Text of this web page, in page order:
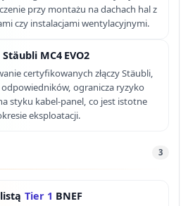
przy montażu na dachach hal z
czy instalacjami wentylacyjnymi.
MC4 EVO2
certyfikowanych złączy Stäubli,
ogranicza ryzyko
styku kabel-panel, co jest istotne
eksploatacji.
3
Tier 1 BNEF